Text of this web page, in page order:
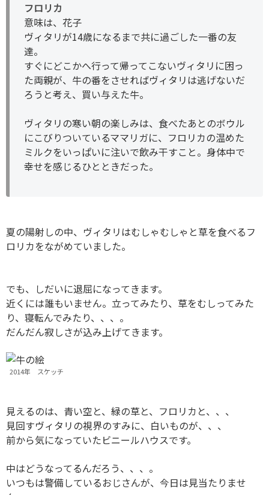
フロリカ
意味は、花子
ヴィタリが14歳になるまで共に過ごした一番の友
達。
すぐにどこかへ行って帰ってこないヴィタリに困っ
た両親が、牛の番をさせればヴィタリは逃げないだ
ろうと考え、買い与えた牛。
ヴィタリの寒い朝の楽しみは、食べたあとのボウル
にこびりついているママリガに、フロリカの温めた
ミルクをいっぱいに注いで飲み干すこと。身体中で
幸せを感じるひとときだった。
夏の陽射しの中、ヴィタリはむしゃむしゃと草を食べるフ
ロリカをながめていました。
でも、しだいに退屈になってきます。
近くには誰もいません。立ってみたり、草をむしってみた
り、寝転んでみたり、、、。
だんだん寂しさが込み上げてきます。
2014年 スケッチ
見えるのは、青い空と、緑の草と、フロリカと、、、
見回すヴィタリの視界のすみに、白いものが、、、
前から気になっていたビニールハウスです。
中はどうなってるんだろう、、、。
いつもは警備しているおじさんが、今日は見当たりませ